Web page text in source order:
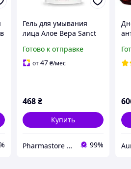
Гель для умывания
лица Алое Вера Sanct
for face 250 мл нежный
уход и увлажнение
Готово к отправке
от47 ₴/мес
468 ₴
Купить
Pharmastore DISCOUNT 99%